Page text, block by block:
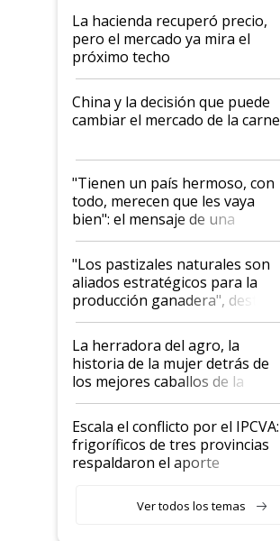
La hacienda recuperó precio,
pero el mercado ya mira el
próximo techo
China y la decisión que puede
cambiar el mercado de la carne
"Tienen un país hermoso, con
todo, merecen que les vaya
bien": el mensaje de una
ganadera uruguaya sobre las
oportunidades que se abren
para el agro en Argentina, con
foco en la carne
"Los pastizales naturales son
aliados estratégicos para la
producción ganadera", destaca
la iniciativa que ya reúne a 46
establecimientos en Argentina
La herradora del agro, la
historia de la mujer detrás de
los mejores caballos de la
Argentina y los mitos que
todavía hacen sufrir a estos
animales: "Mientras me
descalificaban, yo seguí
haciendo currículum"
Escala el conflicto por el IPCVA:
frigoríficos de tres provincias
respaldaron el aporte
Ver todos los temas